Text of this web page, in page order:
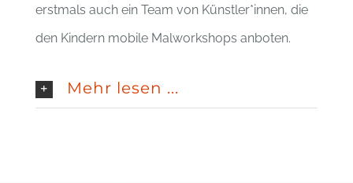
erstmals auch ein Team von Künstler*innen, die
den Kindern mobile Malworkshops anboten.
Mehr lesen ...